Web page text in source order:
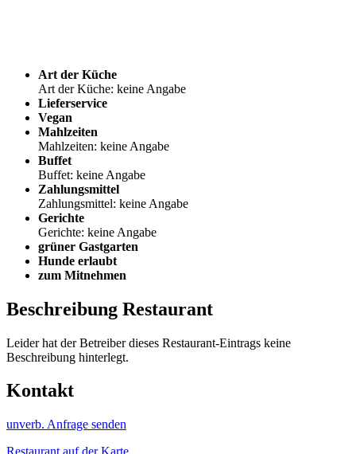
Art der Küche
Art der Küche: keine Angabe
Lieferservice
Vegan
Mahlzeiten
Mahlzeiten: keine Angabe
Buffet
Buffet: keine Angabe
Zahlungsmittel
Zahlungsmittel: keine Angabe
Gerichte
Gerichte: keine Angabe
grüner Gastgarten
Hunde erlaubt
zum Mitnehmen
Beschreibung Restaurant
Leider hat der Betreiber dieses Restaurant-Eintrags keine
Beschreibung hinterlegt.
Kontakt
unverb. Anfrage senden